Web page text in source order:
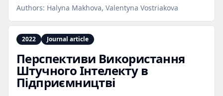
Authors: Halyna Makhova, Valentyna Vostriakova
2022 Journal article
Перспективи Використання
Штучного Інтелекту в
Підприємництві